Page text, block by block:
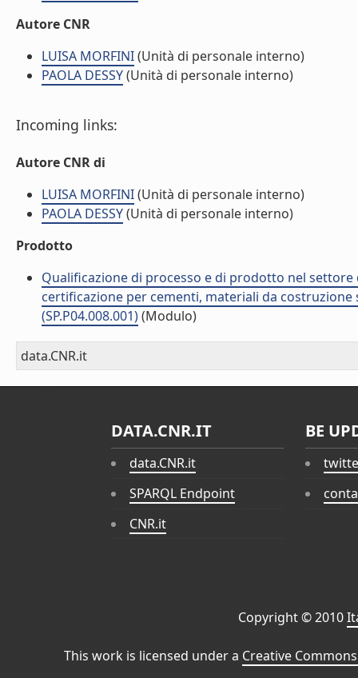
Autore CNR
LUISA MORFINI(Unità di personale interno)
PAOLA DESSY(Unità di personale interno)
Incoming links:
Autore CNR di
LUISA MORFINI(Unità di personale interno)
PAOLA DESSY(Unità di personale interno)
Prodotto
Qualificazione di processo e di prodotto nel
certificazione per cementi, materiali da
(SP.P04.008.001)(Modulo)
data.CNR.it
DATA.CNR.IT
data.CNR.it
SPARQL Endpoint
CNR.it
BE
Copyright © 2010
This work is licensed under a Creative